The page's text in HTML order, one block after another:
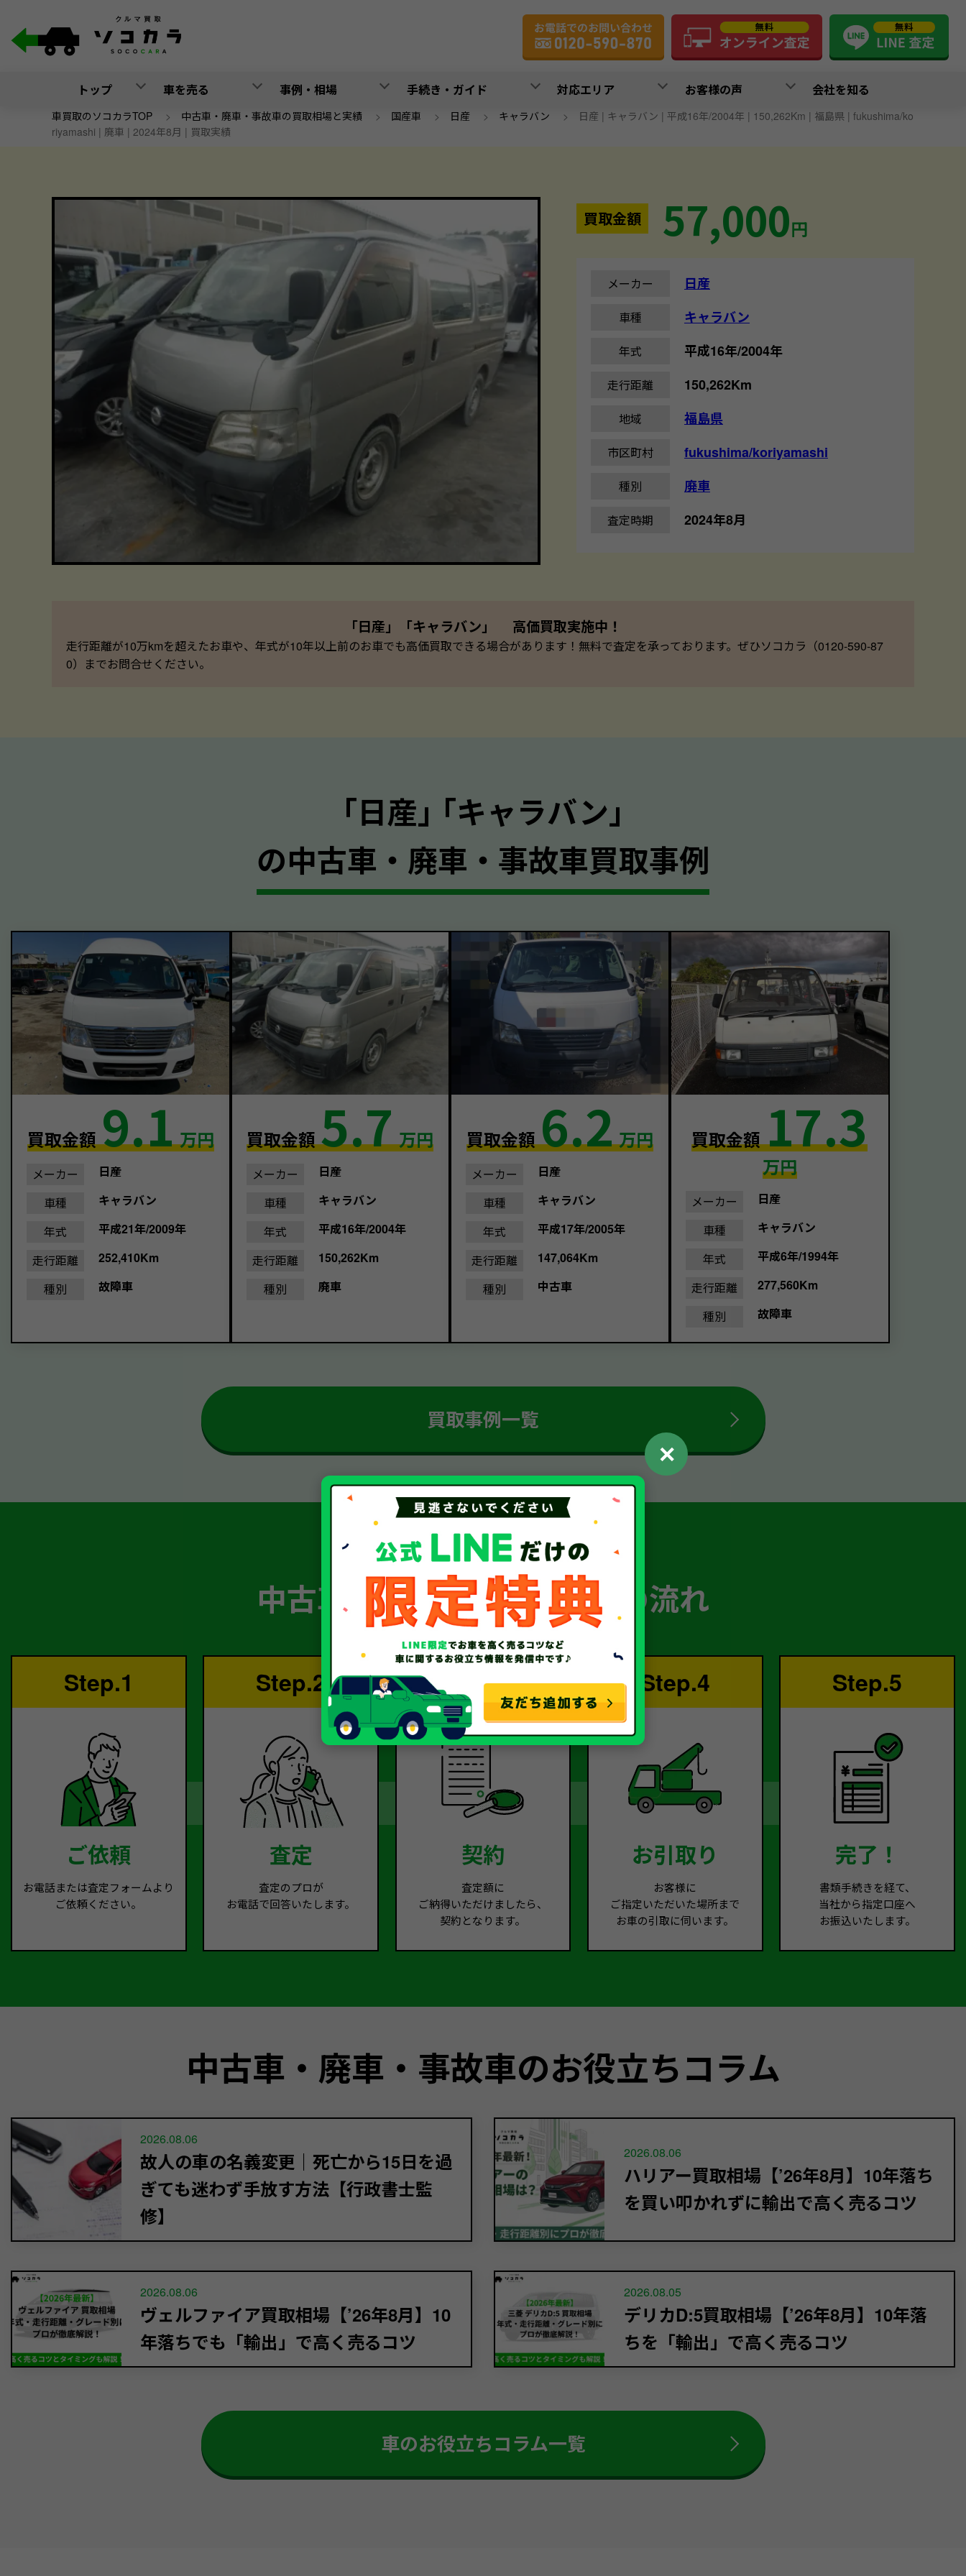
トップ 車を売る 事例・相場 手続き・ガイド 対応エリア お客様の声 会社を知る
車買取のソコカラTOP > 中古車・廃車・事故車の買取相場と実績 > 国産車 > 日産 > キャラバン > 日産 | キャラバン | 平成16年/2004年 | 150,262Km | 福島県 | fukushima/ko
riyamashi | 廃車 | 2024年8月 | 買取実績
買取金額 57,000円
メーカー 日産
車種 キャラバン
年式 平成16年/2004年
走行距離 150,262Km
地域 福島県
市区町村 fukushima/koriyamashi
種別 廃車
査定時期 2024年8月
「日産」「キャラバン」 高価買取実施中！
走行距離が10万kmを超えたお車や、年式が10年以上前のお車でも高価買取できる場合があります！無料で査定を承っております。ぜひソコカラ（0120-590-87
0）までお問合せください。
｢日産｣ ｢キャラバン｣
の中古車・廃車・事故車買取事例
買取金額9.1 万円
メーカー
日産
車種
キャラバン
年式
平成21年/2009年
走行距離
252,410Km
種別
故障車
買取金額5.7 万円
メーカー
日産
車種
キャラバン
年式
平成16年/2004年
走行距離
150,262Km
種別
廃車
買取金額6.2 万円
メーカー
日産
車種
キャラバン
年式
平成17年/2005年
走行距離
147,064Km
種別
中古車
買取金額17.3
万円
メーカー
日産
車種
キャラバン
年式
平成6年/1994年
走行距離
277,560Km
種別
故障車
買取事例一覧
簡単 5ステップ！
中古車・廃車・事故車買取の流れ
Step.1
ご依頼
お電話または査定フォームより
ご依頼ください。
Step.2
査定
査定のプロが
お電話で回答いたします。
Step.3
契約
査定額に
ご納得いただけましたら、
契約となります。
Step.4
お引取り
お客様に
ご指定いただいた場所まで
お車の引取に伺います。
Step.5
完了！
書類手続きを経て、
当社から指定口座へ
お振込いたします。
中古車・廃車・事故車のお役立ちコラム
2026.08.06
故人の車の名義変更｜死亡から15日を過
ぎても迷わず手放す方法【行政書士監
修】
2026.08.06
ハリアー買取相場【’26年8月】10年落ち
を買い叩かれずに輸出で高く売るコツ
2026.08.06
ヴェルファイア買取相場【’26年8月】10
年落ちでも「輸出」で高く売るコツ
2026.08.05
デリカD:5買取相場【’26年8月】10年落
ちを「輸出」で高く売るコツ
車のお役立ちコラム一覧
✕